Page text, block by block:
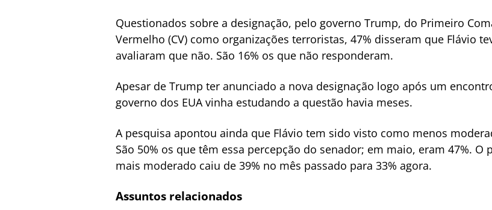
Questionados sobre a designação, pelo governo Trump, do Primeiro
Vermelho (CV) como organizações terroristas, 47% disseram que Flávio
avaliaram que não. São 16% os que não responderam.
Apesar de Trump ter anunciado a nova designação logo após um
governo dos EUA vinha estudando a questão havia meses.
A pesquisa apontou ainda que Flávio tem sido visto como menos
São 50% os que têm essa percepção do senador; em maio, eram 47%.
mais moderado caiu de 39% no mês passado para 33% agora.
Assuntos relacionados